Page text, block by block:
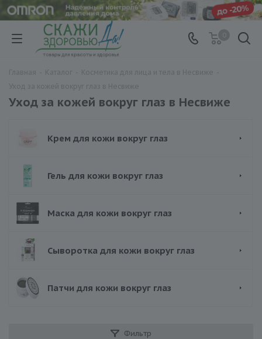
Уход за кожей вокруг глаз в Несвиже
Крем для кожи вокруг глаз
Гель для кожи вокруг глаз
Маска для кожи вокруг глаз
Сыворотка для кожи вокруг глаз
Патчи для кожи вокруг глаз
Фильтр